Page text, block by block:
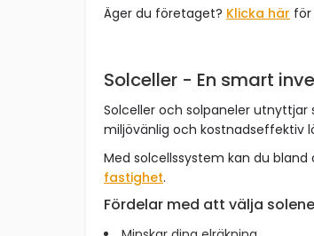
Äger du företaget? Klicka här
Solceller - En smart
Solceller och solpaneler
miljövänlig och kostnadseffektiv
Med solcellssystem kan du
fastighet.
Fördelar med att välja